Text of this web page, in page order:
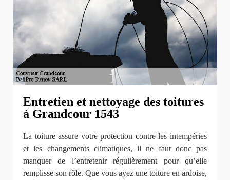
Entretien et nettoyage des toitures
à Grandcour 1543
La toiture assure votre protection contre les intempéries
et les changements climatiques, il ne faut donc pas
manquer de l’entretenir régulièrement pour qu’elle
remplisse son rôle. Que vous ayez une toiture en ardoise,